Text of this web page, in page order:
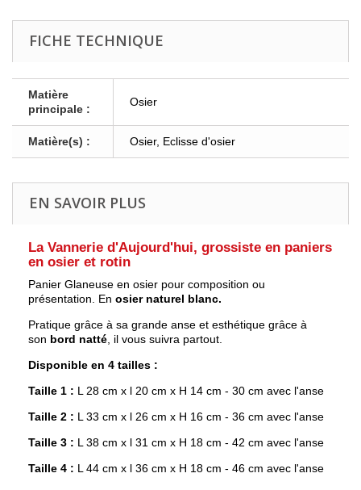
FICHE TECHNIQUE
Matière
principale :
Osier
Matière(s) : Osier, Eclisse d'osier
EN SAVOIR PLUS
La Vannerie d'Aujourd'hui, grossiste en paniers
en osier et rotin
Panier Glaneuse en osier pour composition ou
présentation. En osier naturel blanc.
Pratique grâce à sa grande anse et esthétique grâce à
son bord natté , il vous suivra partout.
Disponible en 4 tailles :
Taille 1 : L 28 cm x l 20 cm x H 14 cm - 30 cm avec l'anse
Taille 2 : L 33 cm x l 26 cm x H 16 cm - 36 cm avec l'anse
Taille 3 : L 38 cm x l 31 cm x H 18 cm - 42 cm avec l'anse
Taille 4 : L 44 cm x l 36 cm x H 18 cm - 46 cm avec l'anse